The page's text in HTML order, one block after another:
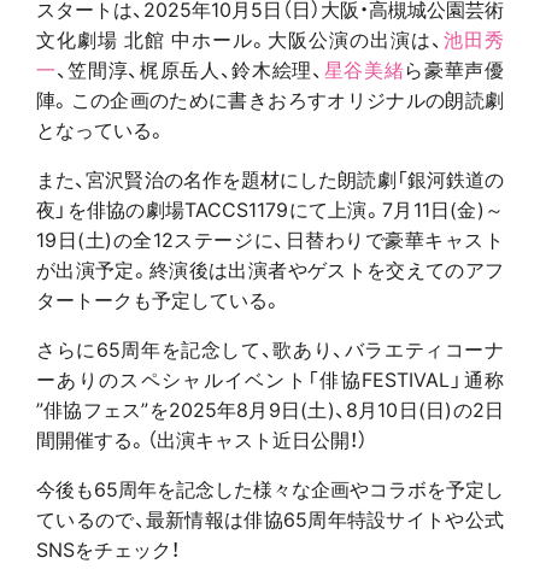
スタートは、2025年10月5日（日）大阪・高槻城公園芸術
文化劇場 北館 中ホール。大阪公演の出演は、池田秀
一、笠間淳、梶原岳人、鈴木絵理、 星谷美緒ら豪華声優
陣。この企画のために書きおろすオリジナルの朗読劇
となっている。
また、宮沢賢治の名作を題材にした朗読劇「銀河鉄道の
夜」を俳協の劇場TACCS1179にて上演。7月11日(金)～
19日(土)の全12ステージに、日替わりで豪華キャスト
が出演予定。終演後は出演者やゲストを交えてのアフ
タートークも予定している。
さらに65周年を記念して、歌あり、バラエティコーナ
ーありのスペシャルイベント「俳協FESTIVAL」通称
”俳協フェス”を2025年8月9日(土)、8月10日(日)の2日
間開催する。（出演キャスト近日公開！）
今後も65周年を記念した様々な企画やコラボを予定し
ているので、最新情報は俳協65周年特設サイトや公式
SNSをチェック！